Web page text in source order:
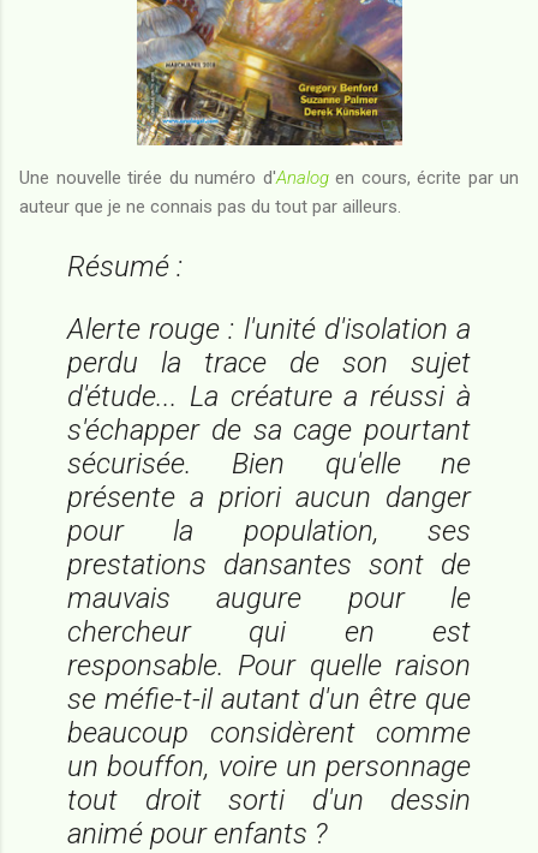
Une nouvelle tirée du numéro d'Analogen cours, écrite par un
auteur que je ne connais pas du tout par ailleurs.
Résumé :
Alerte rouge : l'unité d'isolation a
perdu la trace de son sujet
d'étude... La créature a réussi à
s'échapper de sa cage pourtant
sécurisée. Bien qu'elle ne
présente a priori aucun danger
pour la population, ses
prestations dansantes sont de
mauvais augure pour le
chercheur qui en est
responsable. Pour quelle raison
se méfie-t-il autant d'un être que
beaucoup considèrent comme
un bouffon, voire un personnage
tout droit sorti d'un dessin
animé pour enfants ?